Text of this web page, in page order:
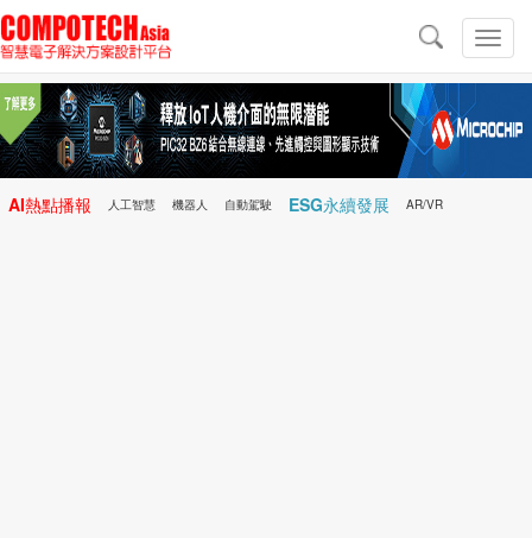
切
換
導
導
航
AI熱點播報 人工智慧 機器人 自動駕駛 ESG永續發展 AR/VR